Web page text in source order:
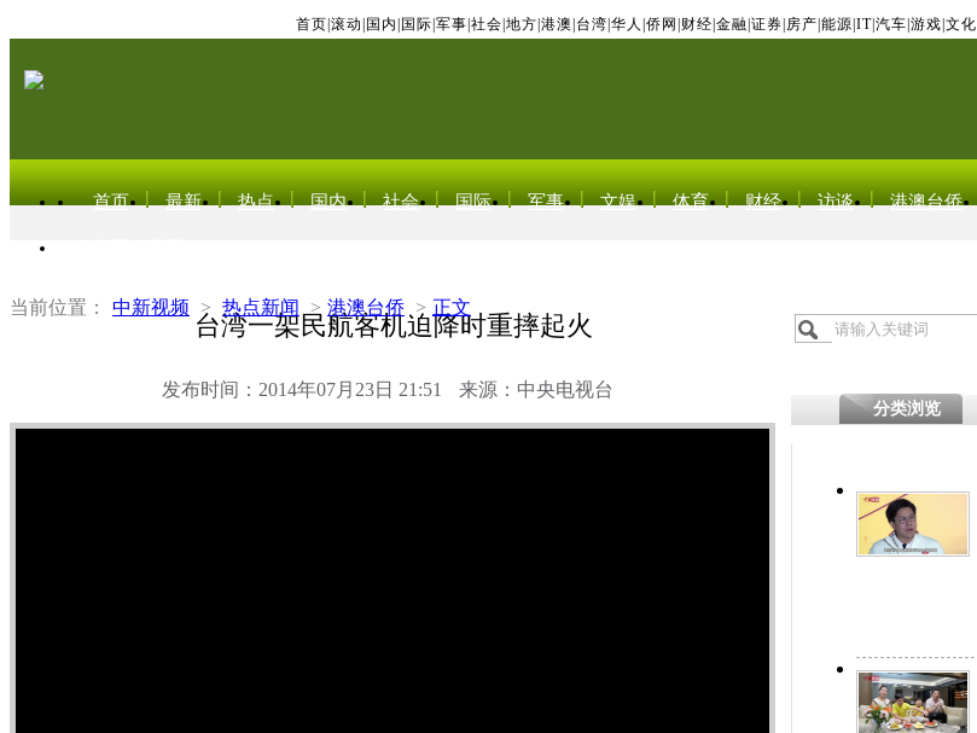
首页 滚动 国内 国际 军事 社会 地方 港澳 台湾 华人 侨网 财经 金融 证券 房产 能源 IT| 汽车 游戏 文化
首页 最新 热点 国内 社会 国际 军事 文娱 体育 财经 访谈 港澳台侨
当前位置： 中新视频 > 热点新闻 > 港澳台侨 > 正文
台湾一架民航客机迫降时重摔起火
发布时间：2014年07月23日 21:51 来源：中央电视台
分类浏览